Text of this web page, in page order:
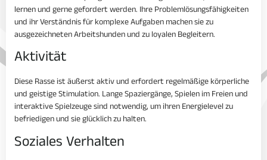
lernen und gerne gefordert werden. Ihre Problemlösungsfähigkeiten
und ihr Verständnis für komplexe Aufgaben machen sie zu
ausgezeichneten Arbeitshunden und zu loyalen Begleitern.
Aktivität
Diese Rasse ist äußerst aktiv und erfordert regelmäßige körperliche
und geistige Stimulation. Lange Spaziergänge, Spielen im Freien und
interaktive Spielzeuge sind notwendig, um ihren Energielevel zu
befriedigen und sie glücklich zu halten.
Soziales Verhalten